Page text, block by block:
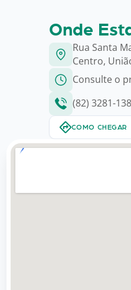
Onde
Rua Santa
Centro,
Consulte o
(82) 3281-
COMO CHEGAR